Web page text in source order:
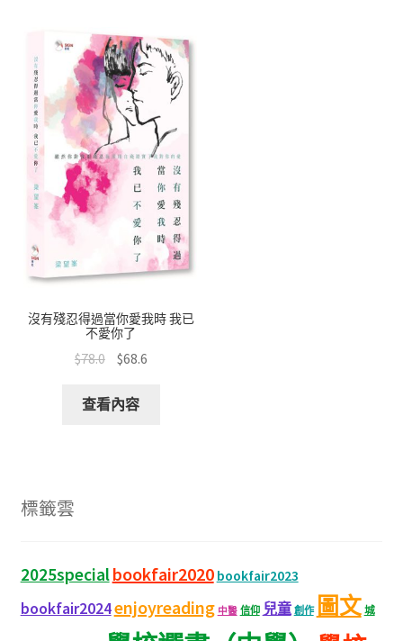
沒有殘忍得過當你愛我時 我已
不愛你了
$78.0 $68.6
查看內容
標籤雲
2025specialbookfair2020 bookfair2023
bookfair2024enjoyreading 中醫 信仰 兒童 創作 圖文 城